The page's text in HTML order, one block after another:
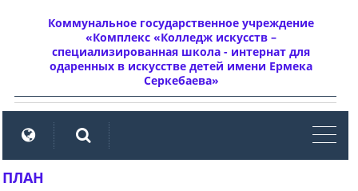
Коммунальное государственное учреждение
«Комплекс «Колледж искусств –
специализированная школа - интернат для
одаренных в искусстве детей имени Ермека
Серкебаева»
ПЛАН